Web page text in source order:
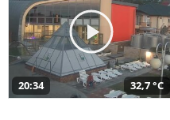
20:34 32,7 °C